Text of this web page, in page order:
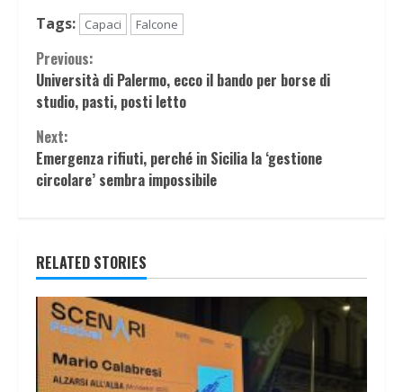
Tags:
Capaci Falcone
Continue
Reading
Previous:
Università di Palermo, ecco il bando per borse di
studio, pasti, posti letto
Next:
Emergenza rifiuti, perché in Sicilia la ‘gestione
circolare’ sembra impossibile
RELATED STORIES